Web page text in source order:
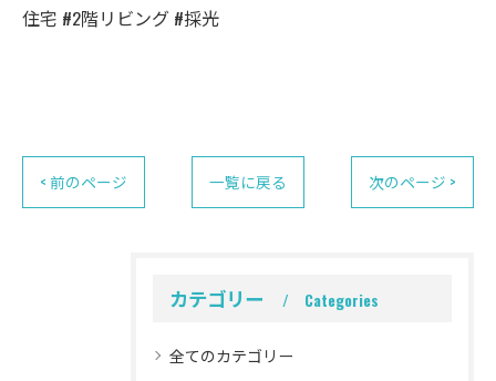
住宅 #2階リビング #採光
< 前のページ 一覧に戻る 次のページ >
カテゴリー Categories
全てのカテゴリー